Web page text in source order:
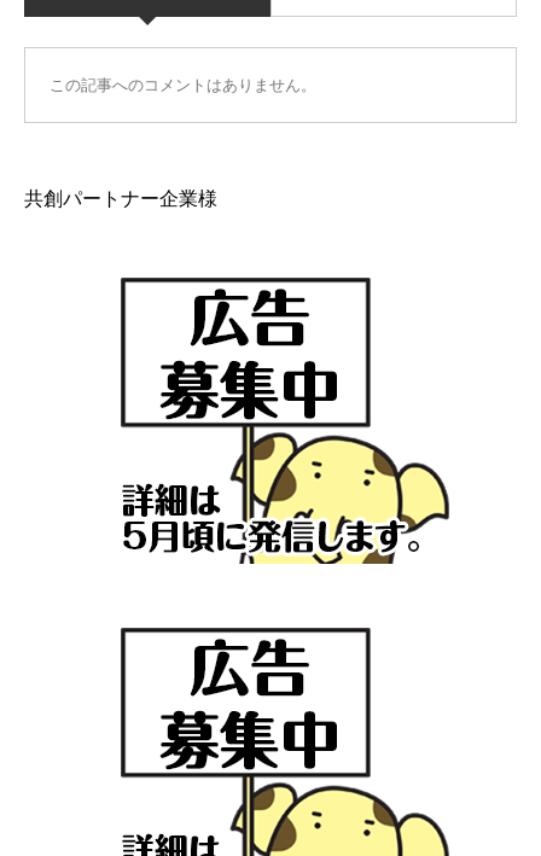
この記事へのコメントはありません。
共創パートナー企業様